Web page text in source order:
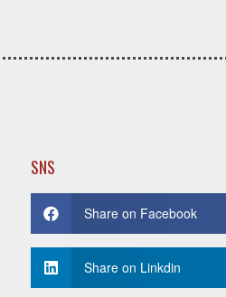
SNS
Share on Facebook
Share on Linkdin